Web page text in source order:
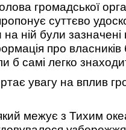
громадської
суттєво
ній були зазначені
про власників
б самі легко
увагу на вплив
межує з Тихим